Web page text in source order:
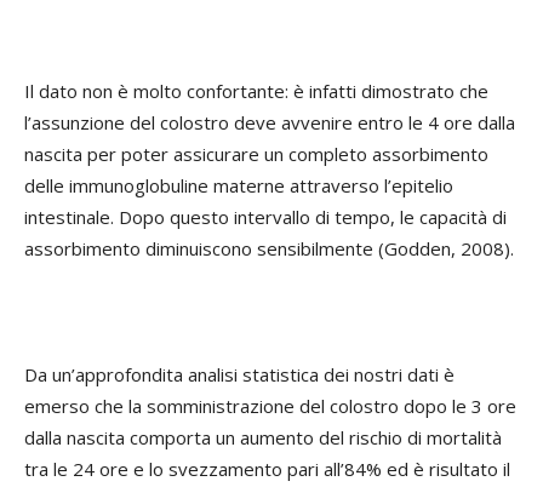
Il dato non è molto confortante: è infatti dimostrato che
l’assunzione del colostro deve avvenire entro le 4 ore dalla
nascita per poter assicurare un completo assorbimento
delle immunoglobuline materne attraverso l’epitelio
intestinale. Dopo questo intervallo di tempo, le capacità di
assorbimento diminuiscono sensibilmente (Godden, 2008).
Da un’approfondita analisi statistica dei nostri dati è
emerso che la somministrazione del colostro dopo le 3 ore
dalla nascita comporta un aumento del rischio di mortalità
tra le 24 ore e lo svezzamento pari all’84% ed è risultato il